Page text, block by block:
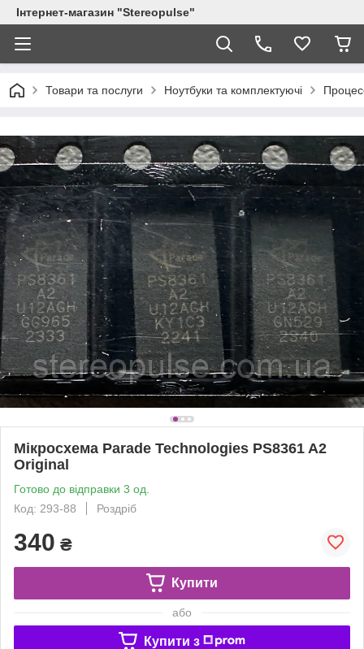
Інтернет-магазин "Stereopulse"
Товари та послуги Ноутбуки та комплектуючі
Мікросхема Parade Technologies PS8361 A2
Original
Готово до відправки 3 од.
Код: 293-88
Роздріб
340 ₴
Купити
або
Купити з